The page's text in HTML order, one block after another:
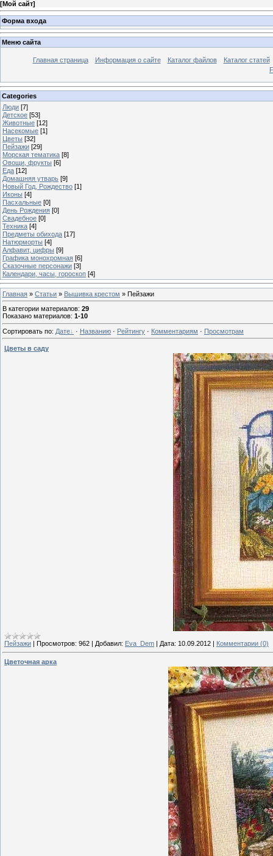
[Мой сайт]
Форма входа
Меню сайта
Главная страница Информация о сайте Каталог файлов
Каталог статей
Categories
Люди [7]
Детское [53]
Животные [12]
Насекомые [1]
Цветы [32]
Пейзажи [29]
Морская тематика [8]
Овощи, фрукты [6]
Еда [12]
Домашняя утварь [9]
Новый Год, Рождество [1]
Иконы [4]
Пасхальные [0]
День Рождения [0]
Свадебное [0]
Техника [4]
Предметы обихода [17]
Натюрморты [4]
Алфавит, цифры [9]
Графика монохромная [6]
Сказочные персонажи [3]
Календари, часы, гороскоп [4]
Главная » Статьи » Вышивка крестом » Пейзажи
В категории материалов: 29
Показано материалов: 1-10
Сортировать по: Дате · Названию · Рейтингу · Комментариям · Просмотрам
Цветы в саду
Пейзажи | Просмотров: 962 | Добавил: Eva_Dem | Дата: 10.09.2012 | Комментарии (0)
Цветочная арка